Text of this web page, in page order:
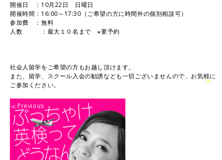
開催日 ：10月22日 日曜日
開催時間：16:00～17:30（ご希望の方に時間外の個別相談可）
参加費 ：無料
人数 ：最大１０名まで ※要予約
社会人留学をご希望の方もお越し頂けます。
また、留学、スクール入会の勧誘なども一切ございませんので、お気軽に
ご参加ください。
ショップ情報を見る
Previous